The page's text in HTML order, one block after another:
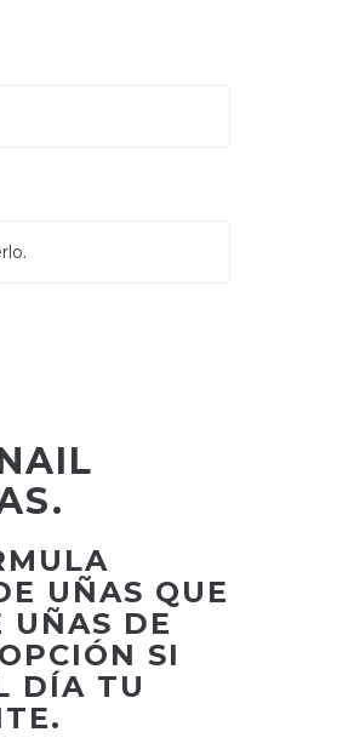
UÑAS QUE
UÑAS DE
SI
DÍA TU